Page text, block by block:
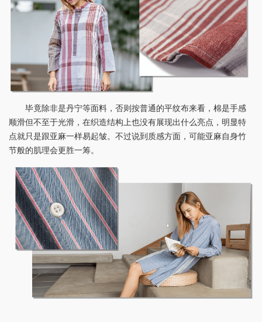
毕竟除非是丹宁等面料，否则按普通的平纹布来看，棉是手感
顺滑但不至于光滑，在织造结构上也没有展现出什么亮点，明显特
点就只是跟亚麻一样易起皱。不过说到质感方面，可能亚麻自身竹
节般的肌理会更胜一筹。